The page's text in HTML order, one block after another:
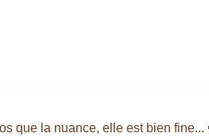
que la nuance, elle est bien